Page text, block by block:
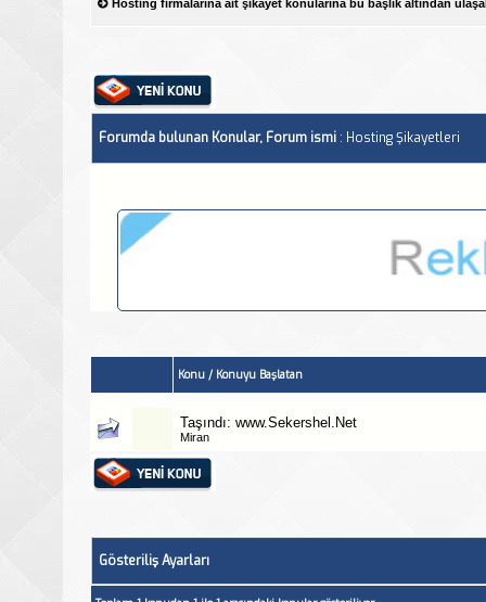
Hosting firmalarına ait şikayet konularına bu başlık altından
Forumda bulunan Konular, Forum ismi : Hosting Şikayetleri
Konu / Konuyu Başlatan
Taşındı: www.Sekershel.Net
Miran
Gösteriliş Ayarları